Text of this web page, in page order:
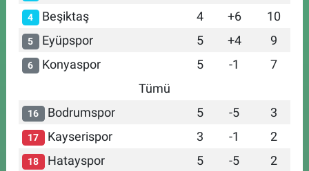
4 Beşiktaş 4 +6 10
5 Eyüpspor 5 +4 9
6 Konyaspor 5 -1
7
Tümü
16 Bodrumspor 5 -5 3
17 Kayserispor 3 -1 2
18 Hatayspor 5 -5 2